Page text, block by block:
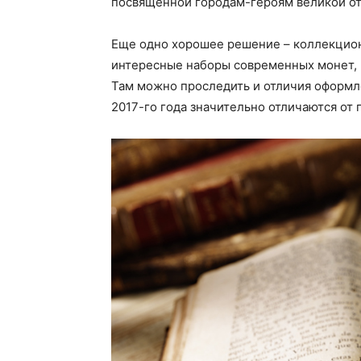
Еще одно хорошее решение –
интересные наборы современных монет,
Там можно проследить и отличия
2017-го года значительно отличаются